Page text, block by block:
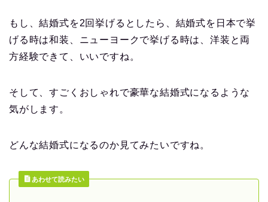
もし、結婚式を2回挙げるとしたら、結婚式を日本で挙
げる時は和装、ニューヨークで挙げる時は、洋装と両
方経験できて、いいですね。
そして、すごくおしゃれで豪華な結婚式になるような
気がします。
どんな結婚式になるのか見てみたいですね。
あわせて読みたい